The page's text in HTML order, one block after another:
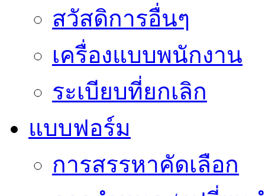
สวัสดิการอื่นๆ
เครื่องแบบพนักงาน
ระเบียบที่ยกเลิก
แบบฟอร์ม
การสรรหาคัดเลือก